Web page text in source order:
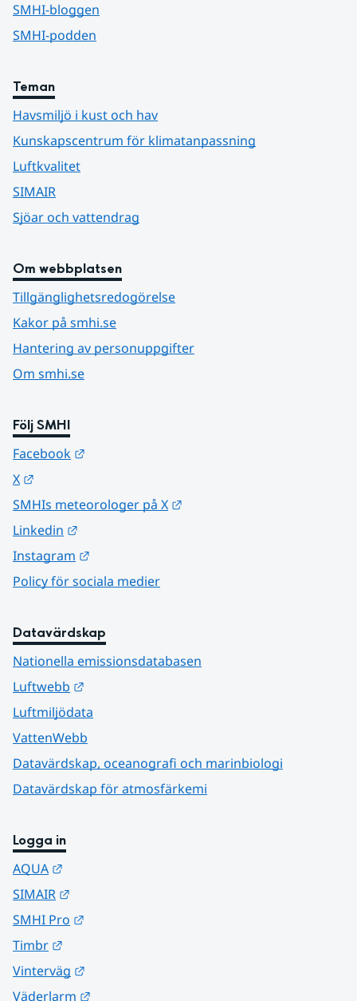
SMHI-bloggen
SMHI-podden
Teman
Havsmiljö i kust och hav
Kunskapscentrum för klimatanpassning
Luftkvalitet
SIMAIR
Sjöar och vattendrag
Om webbplatsen
Tillgänglighetsredogörelse
Kakor på smhi.se
Hantering av personuppgifter
Om smhi.se
Följ SMHI
Facebook
X
SMHIs meteorologer på X
Linkedin
Instagram
Policy för sociala medier
Datavärdskap
Nationella emissionsdatabasen
Luftwebb
Luftmiljödata
VattenWebb
Datavärdskap, oceanografi och marinbiologi
Datavärdskap för atmosfärkemi
Logga in
AQUA
SIMAIR
SMHI Pro
Timbr
Vinterväg
Väderlarm